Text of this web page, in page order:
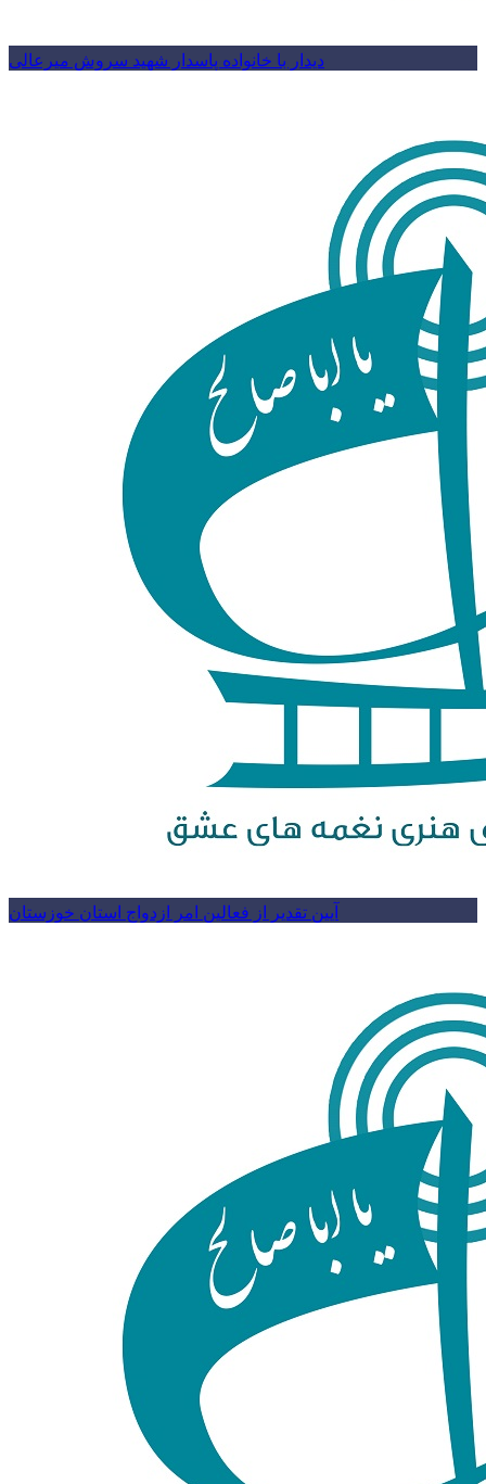
دیدار با خانواده پاسدار شهید سروش میرعالی
آیین تقدیر از فعالین امر ازدواج استان خوزستان